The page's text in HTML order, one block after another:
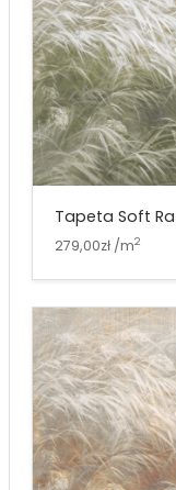
Tapeta Soft
279,00zł /m2